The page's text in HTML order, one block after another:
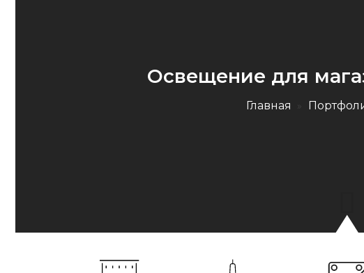
Освещение для
Главная »